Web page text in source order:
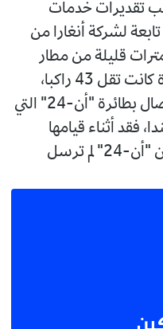
خدمات
أنغارا من
من مطار
تيندا".وأوضح حاكم مقاطعة أمور، فاسيلي أورلوف، أن الطائرة كانت تقل 43 راكبا،
بينهم 5 أطفال، و6 من أفراد الطاقم. وقالت السلطات إن الاتصال بطائرة "أن-24" التي
قيامها
ثانية للهبوط، فيما نقلت وكالة "تاس" عن مصدر لها أن "أن-24" لم ترسل